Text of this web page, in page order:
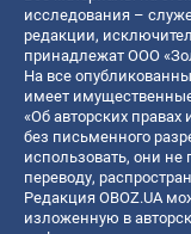
исследования –
редакции,
принадлежат ООО
На все
имеет
«Об авторских
без письменного
использовать, они
переводу,
Редакция OBOZ.UA
изложенную в